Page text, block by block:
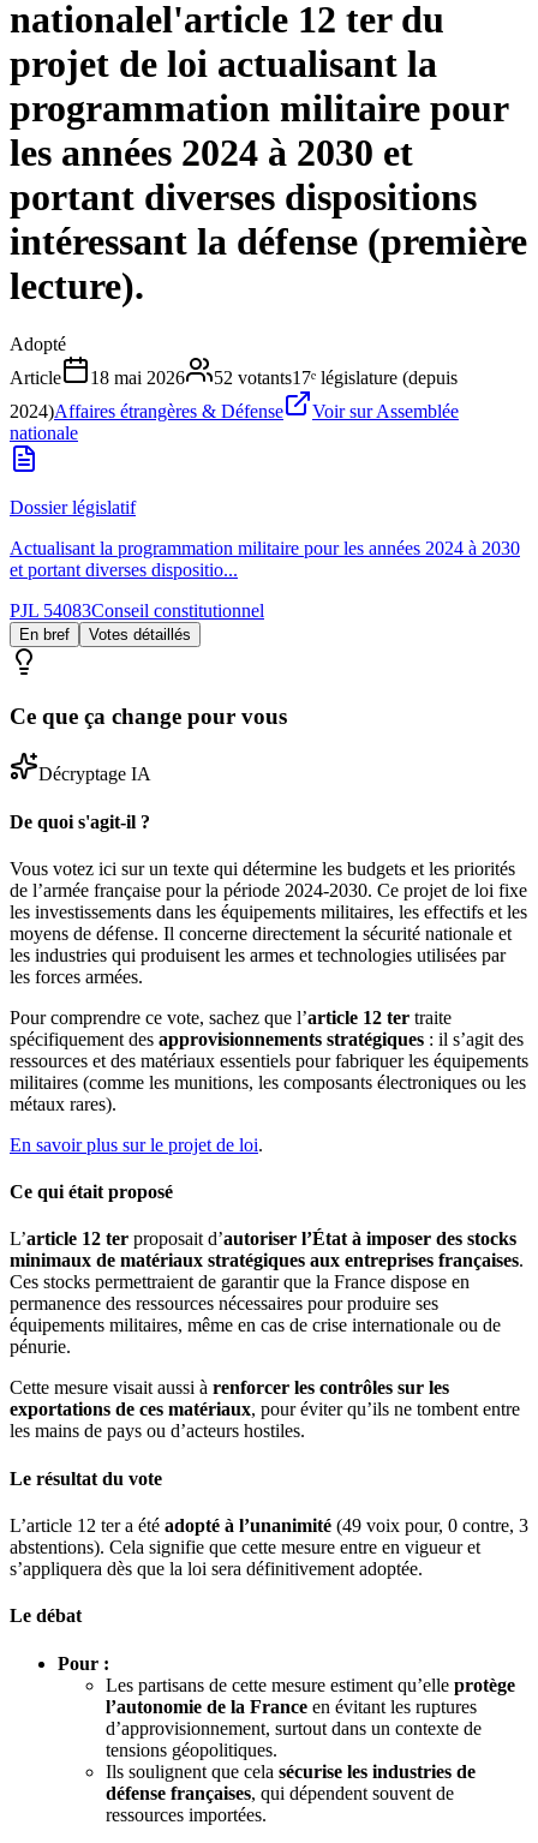
nationalel'article 12 ter du
projet de loi actualisant la
programmation militaire pour
les années 2024 à 2030 et
portant diverses dispositions
intéressant la défense (première
lecture).
Adopté
Article
18 mai 2026 52 votants17ᵉ législature (depuis
2024)Affaires étrangères & Défense
Voir sur Assemblée
nationale
Dossier législatif
Actualisant la programmation militaire pour les années 2024 à 2030
et portant diverses dispositio...
PJL 54083Conseil constitutionnel
En bref Votes détaillés
Ce que ça change pour vous
Décryptage IA
De quoi s'agit-il ?
Vous votez ici sur un texte qui détermine les budgets et les priorités
de l’armée française pour la période 2024-2030. Ce projet de loi fixe
les investissements dans les équipements militaires, les effectifs et les
moyens de défense. Il concerne directement la sécurité nationale et
les industries qui produisent les armes et technologies utilisées par
les forces armées.
Pour comprendre ce vote, sachez que l’article 12 ter traite
spécifiquement des approvisionnements stratégiques : il s’agit des
ressources et des matériaux essentiels pour fabriquer les équipements
militaires (comme les munitions, les composants électroniques ou les
métaux rares).
En savoir plus sur le projet de loi.
Ce qui était proposé
L’article 12 ter proposait d’autoriser l’État à imposer des stocks
minimaux de matériaux stratégiques aux entreprises françaises.
Ces stocks permettraient de garantir que la France dispose en
permanence des ressources nécessaires pour produire ses
équipements militaires, même en cas de crise internationale ou de
pénurie.
Cette mesure visait aussi à renforcer les contrôles sur les
exportations de ces matériaux, pour éviter qu’ils ne tombent entre
les mains de pays ou d’acteurs hostiles.
Le résultat du vote
L’article 12 ter a été adopté à l’unanimité (49 voix pour, 0 contre, 3
abstentions). Cela signifie que cette mesure entre en vigueur et
s’appliquera dès que la loi sera définitivement adoptée.
Le débat
Pour :
Les partisans de cette mesure estiment qu’elle protège
l’autonomie de la France en évitant les ruptures
d’approvisionnement, surtout dans un contexte de
tensions géopolitiques.
Ils soulignent que cela sécurise les industries de
défense françaises, qui dépendent souvent de
ressources importées.